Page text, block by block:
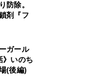
防除。
剤『フ
ガール
》いのち
(後編)